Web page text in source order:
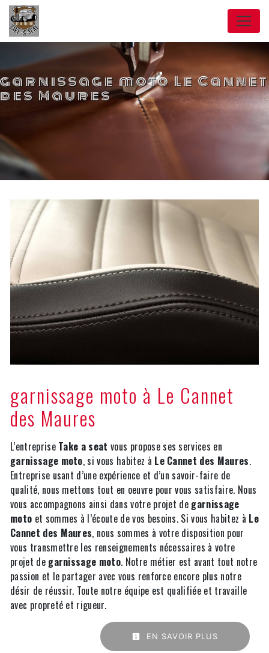
garnissage moto Le Cannet
des Maures
garnissage moto à Le Cannet
des Maures
L’entreprise Take a seat vous propose ses services en
garnissage moto, si vous habitez à Le Cannet des Maures.
Entreprise usant d’une expérience et d’un savoir-faire de
qualité, nous mettons tout en oeuvre pour vous satisfaire. Nous
vous accompagnons ainsi dans votre projet de garnissage
moto et sommes à l’écoute de vos besoins. Si vous habitez à Le
Cannet des Maures, nous sommes à votre disposition pour
vous transmettre les renseignements nécessaires à votre
projet de garnissage moto. Notre métier est avant tout notre
passion et le partager avec vous renforce encore plus notre
désir de réussir. Toute notre équipe est qualifiée et travaille
avec propreté et rigueur.
EN SAVOIR PLUS
Panneau de gestion des cookies